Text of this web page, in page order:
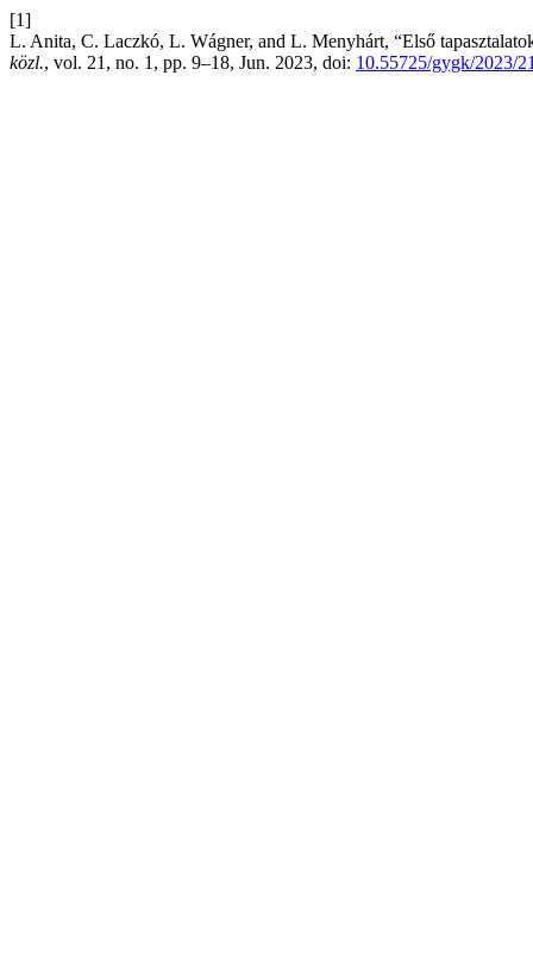
[1]
L. Anita, C. Laczkó, L. Wágner, and L. Menyhárt, “Első
közl., vol. 21, no. 1, pp. 9–18, Jun. 2023, doi: 10.55725/gygk/2023/